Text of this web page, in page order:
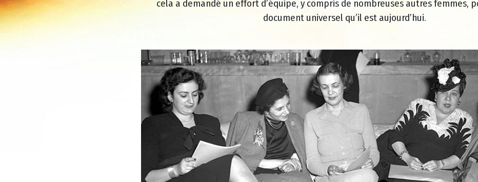
cela a demandé un effort d’équipe, y compris de nombreuses autres femmes,
document universel qu’il est aujourd’hui.